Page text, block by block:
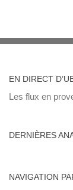
EN DIRECT
Les flux en
DERNIÈRES
NAVIGATION